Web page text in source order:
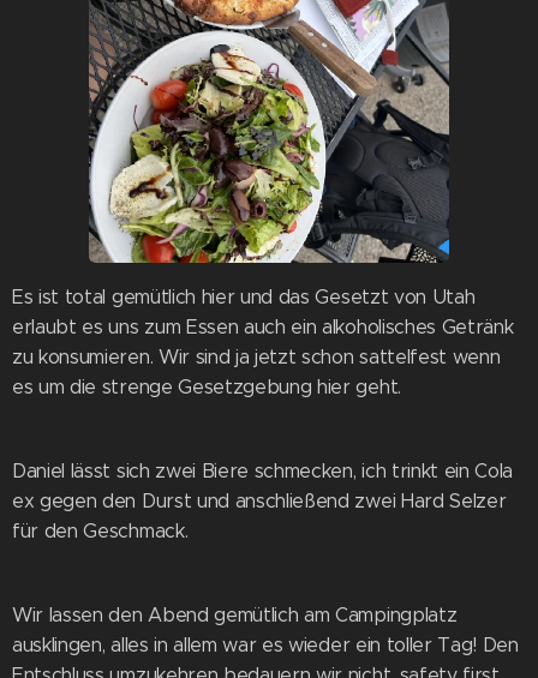
Es ist total gemütlich hier und das Gesetzt von Utah
erlaubt es uns zum Essen auch ein alkoholisches Getränk
zu konsumieren. Wir sind ja jetzt schon sattelfest wenn
es um die strenge Gesetzgebung hier geht.
Daniel lässt sich zwei Biere schmecken, ich trinkt ein Cola
ex gegen den Durst und anschließend zwei Hard Selzer
für den Geschmack.
Wir lassen den Abend gemütlich am Campingplatz
ausklingen, alles in allem war es wieder ein toller Tag! Den